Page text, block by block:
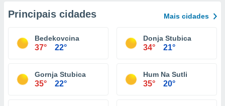
Principais cidades Mais cidades
Bedekovcina
37° 22°
Donja Stubica
34° 21°
Gornja Stubica
35° 22°
Hum Na Sutli
35° 20°